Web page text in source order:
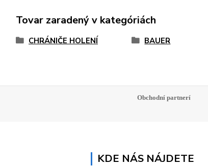
Tovar zaradený v kategóriách
CHRÁNIČE HOLENÍ BAUER
Obchodní partnerí
KDE NÁS NÁJDETE